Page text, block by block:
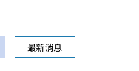
最新消息